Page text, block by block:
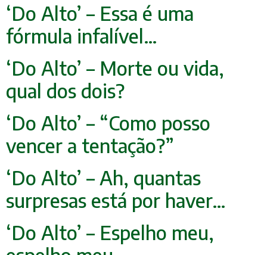
‘Do Alto’ – Essa é uma
fórmula infalível…
‘Do Alto’ – Morte ou vida,
qual dos dois?
‘Do Alto’ – “Como posso
vencer a tentação?”
‘Do Alto’ – Ah, quantas
surpresas está por haver…
‘Do Alto’ – Espelho meu,